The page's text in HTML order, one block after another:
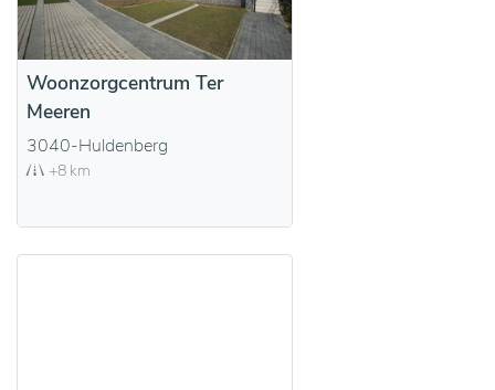
Woonzorgcentrum Ter
Meeren
3040-Huldenberg
+8 km